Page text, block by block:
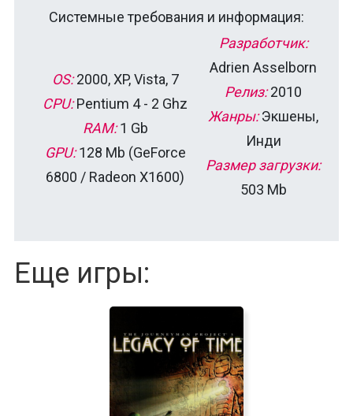
Системные требования и информация:
OS:2000, XP, Vista, 7
CPU:Pentium 4 - 2 Ghz
RAM:1 Gb
GPU:128 Mb (GeForce
6800 / Radeon X1600)
Разработчик:
Adrien Asselborn
Релиз:2010
Жанры:Экшены,
Инди
Размер загрузки:
503 Mb
Еще игры: